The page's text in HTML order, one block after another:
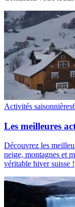
Activités saisonnières
Les meilleures
Découvrez les
neige, montagnes et
véritable hiver suisse !